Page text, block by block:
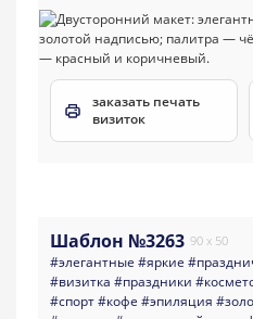
заказать печать
визиток
Шаблон №3263 90 x 50
#элегантные #яркие
#визитка #праздники
#спорт#кофе #эпиляция